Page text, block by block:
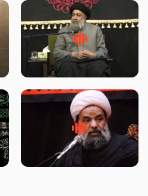
لقب حضرت رقیه سلام الله علیها به
چه معناست – حجت الاسلام علوی
سلام جوانی که امام حسین علیه
السلام خودش جوابش را دادند